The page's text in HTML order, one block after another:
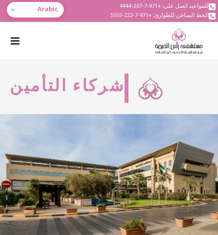
للمواعيد اتصل على: +971-7-207-4444
الخط الساخن للطوارئ: +971-7-222-5555
Arabic
شركاء التأمين